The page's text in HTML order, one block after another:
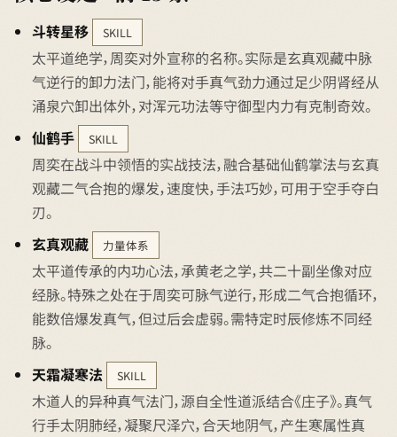
斗转星移 SKILL
太平道绝学，周奕对外宣称的名称。实际是玄真观藏中脉
气逆行的卸力法门，能将对手真气劲力通过足少阴肾经从
涌泉穴卸出体外，对浑元功法等守御型内力有克制奇效。
仙鹤手
SKILL
周奕在战斗中领悟的实战技法，融合基础仙鹤掌法与玄真
观藏二气合抱的爆发，速度快，手法巧妙，可用于空手夺白
刃。
玄真观藏
力量体系
太平道传承的内功心法，承黄老之学，共二十副坐像对应
经脉。特殊之处在于周奕可脉气逆行，形成二气合抱循环，
能数倍爆发真气，但过后会虚弱。需特定时辰修炼不同经
脉。
天霜凝寒法
SKILL
木道人的异种真气法门，源自全性道派结合《庄子》。真气
行手太阴肺经，凝聚尺泽穴，合天地阴气，产生寒属性真